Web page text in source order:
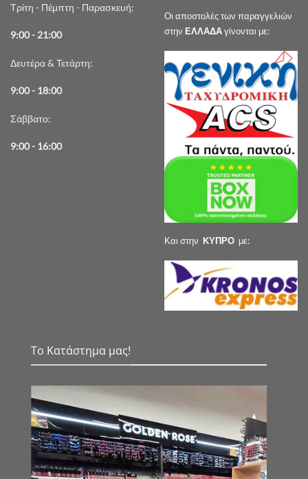
Τρίτη - Πέμπτη - Παρασκευή:
9:00 - 21:00
Δευτέρα & Τετάρτη:
9:00 - 18:00
Σάββατο:
9:00 - 16:00
Οι αποστολές των παραγγελιών
στην ΕΛΛΑΔΑγίνονται με:
Και στην ΚΥΠΡΟ με:
Το Κατάστημα μας!